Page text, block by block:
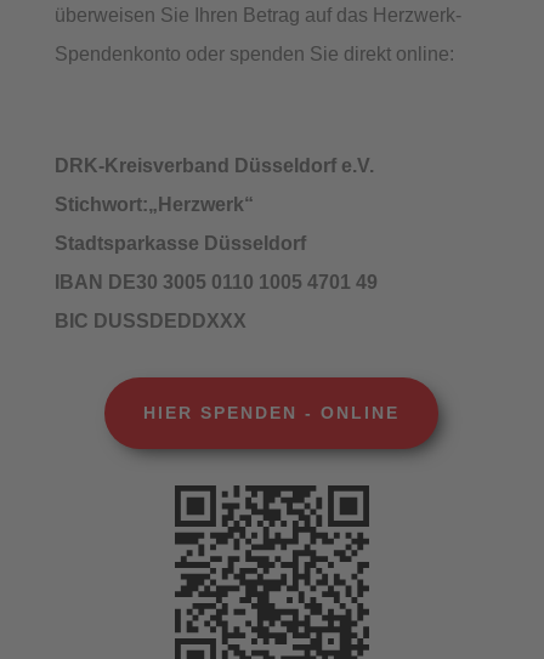
überweisen Sie Ihren Betrag auf das Herzwerk-
Spendenkonto oder spenden Sie direkt online:
DRK-Kreisverband Düsseldorf e.V.
Stichwort:„Herzwerk“
Stadtsparkasse Düsseldorf
IBAN DE30 3005 0110 1005 4701 49
BIC DUSSDEDDXXX
HIER SPENDEN - ONLINE